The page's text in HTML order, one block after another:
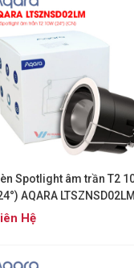
Spotlight âm trần T2
AQARA LTSZNSD02LM
Hệ